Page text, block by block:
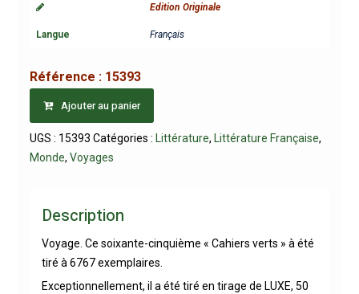
Edition Originale
Langue Français
Référence : 15393
Ajouter au panier
UGS : 15393 Catégories : Littérature, Littérature Française,
Monde, Voyages
Description
Voyage. Ce soixante-cinquième « Cahiers verts » à été
tiré à 6767 exemplaires.
Exceptionnellement, il a été tiré en tirage de LUXE, 50